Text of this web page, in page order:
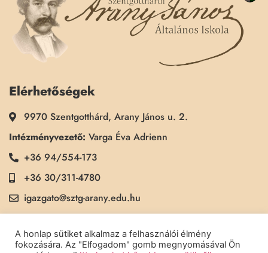
Elérhetőségek
9970 Szentgotthárd, Arany János u. 2.
Intézményvezető: Varga Éva Adrienn
+36 94/554-173
+36 30/311-4780
igazgato@sztg-arany.edu.hu
Titkárság:Kimmel Kinga
+36 30/311-5790
A honlap sütiket alkalmaz a felhasználói élmény
fokozására. Az "Elfogadom" gomb megnyomásával Ön